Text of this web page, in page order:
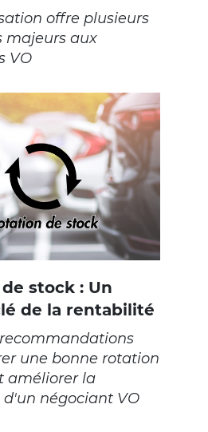
offre plusieurs
majeurs aux
VO
stock : Un
de la rentabilité
une bonne rotation
améliorer la
négociant VO